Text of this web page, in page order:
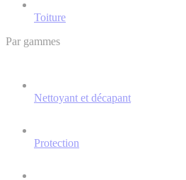
Toiture
Par gammes
Nettoyant et décapant
Protection